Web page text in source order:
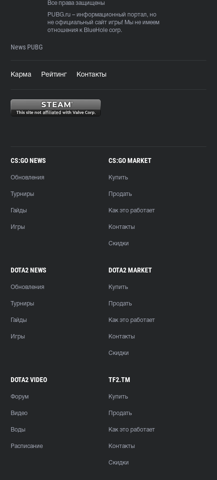
Все права защищены
PUBG.ru – информационный портал, но
не официальный сайт игры! Мы не имеем
отношения к BlueHole corp.
News PUBG
Карма Рейтинг Контакты
CS:GO NEWS
Обновления
Турниры
Гайды
Игры
CS:GO MARKET
Купить
Продать
Как это работает
Контакты
Скидки
DOTA2 NEWS
Обновления
Турниры
Гайды
Игры
DOTA2 MARKET
Купить
Продать
Как это работает
Контакты
Скидки
DOTA2 VIDEO
Форум
Видео
Воды
Расписание
TF2.TM
Купить
Продать
Как это работает
Контакты
Скидки